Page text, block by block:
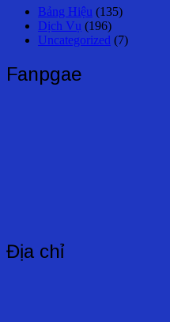
Bảng Hiệu (135)
Dịch Vụ (196)
Uncategorized (7)
Fanpgae
Địa chỉ